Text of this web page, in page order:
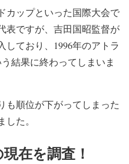
カップといった国際大会で
表ですが、吉田国昭監督が
ており、1996年のアトラ
結果に終わってしまいま
も順位が下がってしまった
た。
在を調査！